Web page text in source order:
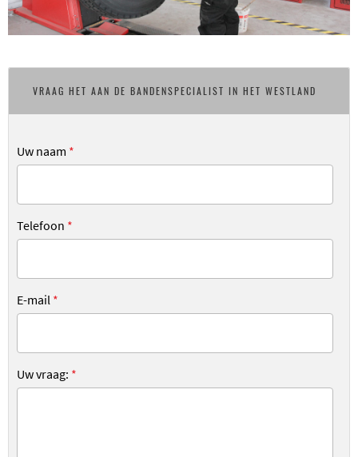
VRAAG HET AAN DE BANDENSPECIALIST IN HET WESTLAND
Uw naam *
Telefoon *
E-mail *
Uw vraag: *